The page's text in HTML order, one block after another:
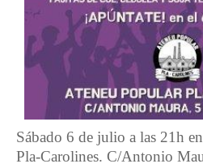
Sábado 6 de julio a las 21h
Pla-Carolines. C/Antonio